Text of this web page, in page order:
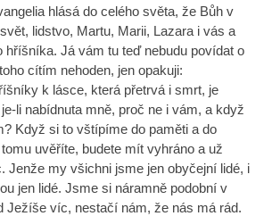
hlásá do celého světa, že Bůh v
lidstvo, Martu, Marii, Lazara i vás a
hříšníka. Já vám tu teď nebudu povídat o
cítím nehoden, jen opakuji:
k lásce, která přetrvá i smrt, je
li nabídnuta mně, proč ne i vám, a když
Když si to vštípíme do paměti a do
uvěříte, budete mít vyhráno a už
Jenže my všichni jsme jen obyčejní lidé, i
jen lidé. Jsme si náramně podobní v
Ježíše víc, nestačí nám, že nás má rád.